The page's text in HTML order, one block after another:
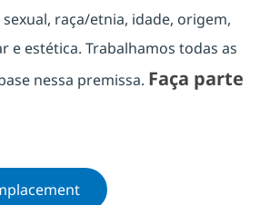
raça/etnia, idade, origem,
e estética. Trabalhamos todas as
nessa premissa. Faça parte